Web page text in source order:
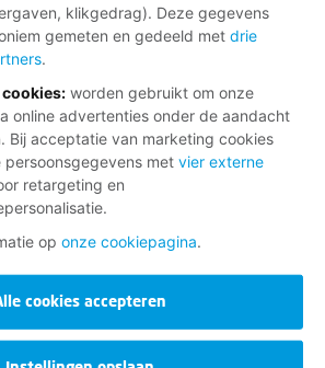
klikgedrag). Deze gegevens
gemeten en gedeeld met drie
.
: worden gebruikt om onze
online advertenties onder de aandacht
Bij acceptatie van marketing cookies
persoonsgegevens met vier externe
retargeting en
op onze cookiepagina.
cookies accepteren